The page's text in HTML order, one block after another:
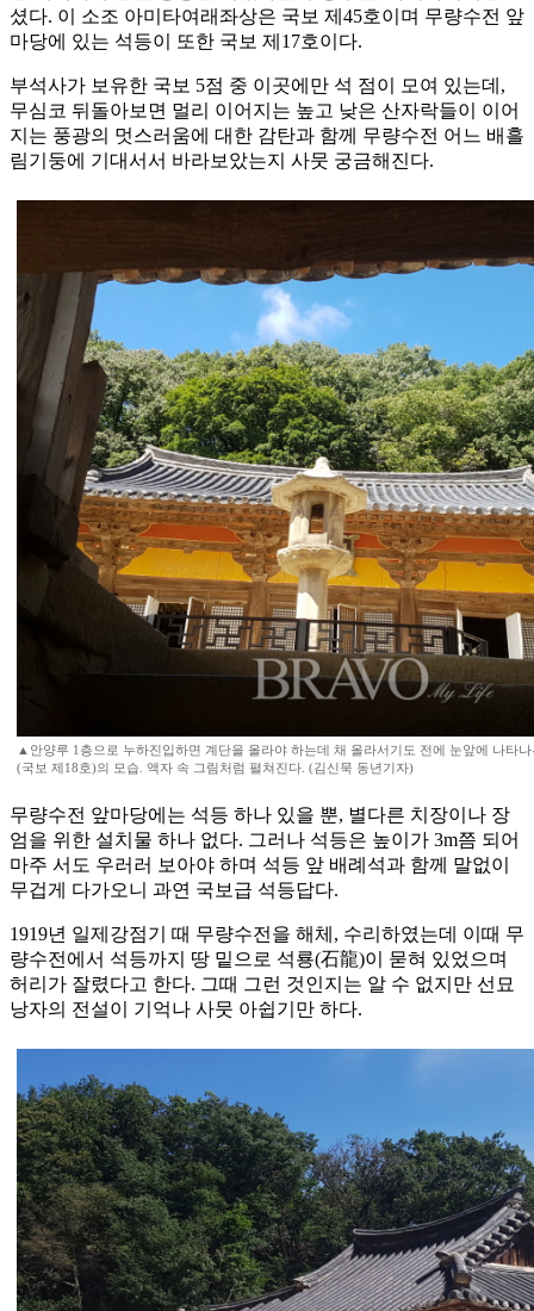
셨다. 이 소조 아미타여래좌상은 국보 제45호이며 무량수전 앞
마당에 있는 석등이 또한 국보 제17호이다.
부석사가 보유한 국보 5점 중 이곳에만 석 점이 모여 있는데,
무심코 뒤돌아보면 멀리 이어지는 높고 낮은 산자락들이 이어
지는 풍광의 멋스러움에 대한 감탄과 함께 무량수전 어느 배흘
림기둥에 기대서서 바라보았는지 사뭇 궁금해진다.
▲안양루 1층으로 누하진입하면 계단을 올라야 하는데 채 올라서기도 전에 눈앞에 나타
(국보 제18호)의 모습. 액자 속 그림처럼 펼쳐진다. (김신묵 동년기자)
무량수전 앞마당에는 석등 하나 있을 뿐, 별다른 치장이나 장
엄을 위한 설치물 하나 없다. 그러나 석등은 높이가 3m쯤 되어
마주 서도 우러러 보아야 하며 석등 앞 배례석과 함께 말없이
무겁게 다가오니 과연 국보급 석등답다.
1919년 일제강점기 때 무량수전을 해체, 수리하였는데 이때 무
량수전에서 석등까지 땅 밑으로 석룡(石龍)이 묻혀 있었으며
허리가 잘렸다고 한다. 그때 그런 것인지는 알 수 없지만 선묘
낭자의 전설이 기억나 사뭇 아쉽기만 하다.